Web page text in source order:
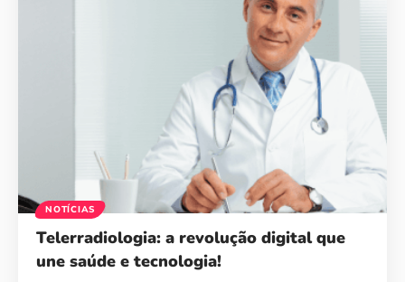
NOTÍCIAS
Telerradiologia: a revolução digital que
une saúde e tecnologia!